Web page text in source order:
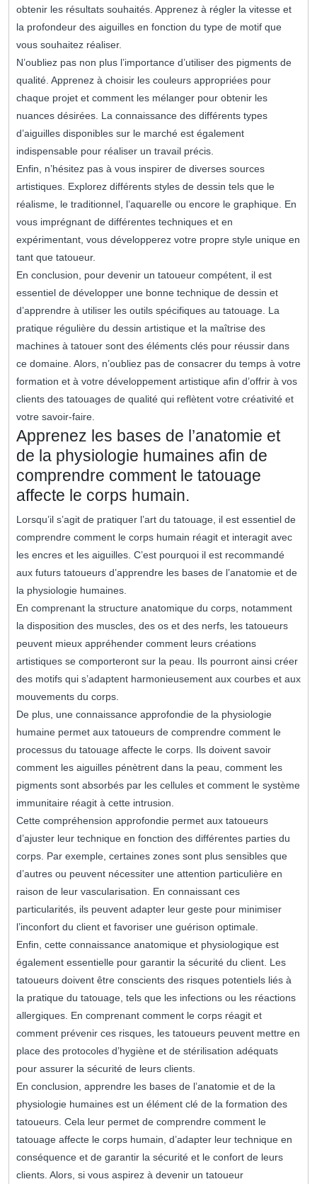
obtenir les résultats souhaités. Apprenez à régler la vitesse et
la profondeur des aiguilles en fonction du type de motif que
vous souhaitez réaliser.
N’oubliez pas non plus l’importance d’utiliser des pigments de
qualité. Apprenez à choisir les couleurs appropriées pour
chaque projet et comment les mélanger pour obtenir les
nuances désirées. La connaissance des différents types
d’aiguilles disponibles sur le marché est également
indispensable pour réaliser un travail précis.
Enfin, n’hésitez pas à vous inspirer de diverses sources
artistiques. Explorez différents styles de dessin tels que le
réalisme, le traditionnel, l’aquarelle ou encore le graphique. En
vous imprégnant de différentes techniques et en
expérimentant, vous développerez votre propre style unique en
tant que tatoueur.
En conclusion, pour devenir un tatoueur compétent, il est
essentiel de développer une bonne technique de dessin et
d’apprendre à utiliser les outils spécifiques au tatouage. La
pratique régulière du dessin artistique et la maîtrise des
machines à tatouer sont des éléments clés pour réussir dans
ce domaine. Alors, n’oubliez pas de consacrer du temps à votre
formation et à votre développement artistique afin d’offrir à vos
clients des tatouages de qualité qui reflètent votre créativité et
votre savoir-faire.
Apprenez les bases de l’anatomie et
de la physiologie humaines afin de
comprendre comment le tatouage
affecte le corps humain.
Lorsqu’il s’agit de pratiquer l’art du tatouage, il est essentiel de
comprendre comment le corps humain réagit et interagit avec
les encres et les aiguilles. C’est pourquoi il est recommandé
aux futurs tatoueurs d’apprendre les bases de l’anatomie et de
la physiologie humaines.
En comprenant la structure anatomique du corps, notamment
la disposition des muscles, des os et des nerfs, les tatoueurs
peuvent mieux appréhender comment leurs créations
artistiques se comporteront sur la peau. Ils pourront ainsi créer
des motifs qui s’adaptent harmonieusement aux courbes et aux
mouvements du corps.
De plus, une connaissance approfondie de la physiologie
humaine permet aux tatoueurs de comprendre comment le
processus du tatouage affecte le corps. Ils doivent savoir
comment les aiguilles pénètrent dans la peau, comment les
pigments sont absorbés par les cellules et comment le système
immunitaire réagit à cette intrusion.
Cette compréhension approfondie permet aux tatoueurs
d’ajuster leur technique en fonction des différentes parties du
corps. Par exemple, certaines zones sont plus sensibles que
d’autres ou peuvent nécessiter une attention particulière en
raison de leur vascularisation. En connaissant ces
particularités, ils peuvent adapter leur geste pour minimiser
l’inconfort du client et favoriser une guérison optimale.
Enfin, cette connaissance anatomique et physiologique est
également essentielle pour garantir la sécurité du client. Les
tatoueurs doivent être conscients des risques potentiels liés à
la pratique du tatouage, tels que les infections ou les réactions
allergiques. En comprenant comment le corps réagit et
comment prévenir ces risques, les tatoueurs peuvent mettre en
place des protocoles d’hygiène et de stérilisation adéquats
pour assurer la sécurité de leurs clients.
En conclusion, apprendre les bases de l’anatomie et de la
physiologie humaines est un élément clé de la formation des
tatoueurs. Cela leur permet de comprendre comment le
tatouage affecte le corps humain, d’adapter leur technique en
conséquence et de garantir la sécurité et le confort de leurs
clients. Alors, si vous aspirez à devenir un tatoueur